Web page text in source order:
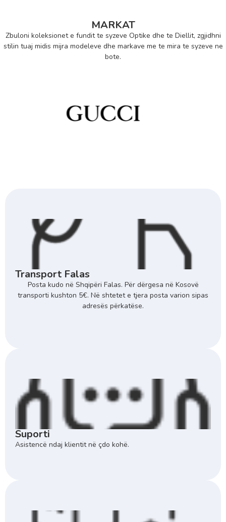
MARKAT
Zbuloni koleksionet e fundit te syzeve Optike dhe te Diellit, zgjidhni
stilin tuaj midis mijra modeleve dhe markave me te mira te syzeve ne
bote.
Transport Falas
Posta kudo në Shqipëri Falas. Për dërgesa në Kosovë
transporti kushton 5€. Në shtetet e tjera posta varion sipas
adresës përkatëse.
Suporti
Asistencë ndaj klientit në çdo kohë.